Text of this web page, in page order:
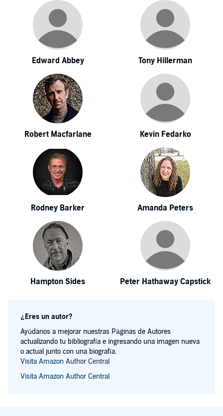
Edward Abbey Tony Hillerman
Robert Macfarlane Kevin Fedarko
Rodney Barker Amanda Peters
Hampton Sides Peter Hathaway Capstick
¿Eres un autor?
Ayúdanos a mejorar nuestras Páginas de Autores
actualizando tu bibliografía e ingresando una imagen nueva
o actual junto con una biografía.
Visita Amazon Author Central
Visita Amazon Author Central